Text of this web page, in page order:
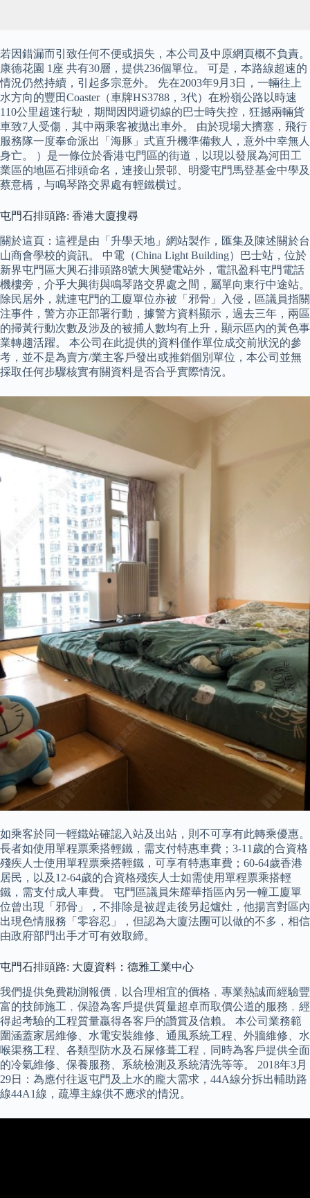
若因錯漏而引致任何不便或損失，本公司及中原網頁概不負責。
康德花園 1座 共有30層，提供236個單位。 可是，本路線超速的
情況仍然持續，引起多宗意外。 先在2003年9月3日，一輛往上
水方向的豐田Coaster（車牌HS3788，3代）在粉嶺公路以時速
110公里超速行駛，期間因閃避切線的巴士時失控，狂撼兩輛貨
車致7人受傷，其中兩乘客被拋出車外。 由於現場大擠塞，飛行
服務隊一度奉命派出「海豚」式直升機準備救人，意外中幸無人
身亡。 ）是一條位於香港屯門區的街道，以現以發展為河田工
業區的地區石排頭命名，連接山景邨、明愛屯門馬登基金中學及
蔡意橋，与鳴琴路交界處有輕鐵横过。
屯門石排頭路: 香港大廈搜尋
關於這頁：這裡是由「升學天地」網站製作，匯集及陳述關於台
山商會學校的資訊。 中電（China Light Building）巴士站，位於
新界屯門區大興石排頭路8號大興變電站外，電訊盈科屯門電話
機樓旁，介乎大興街與鳴琴路交界處之間，屬單向東行中途站。
除民居外，就連屯門的工廈單位亦被「邪骨」入侵，區議員指關
注事件，警方亦正部署行動，據警方資料顯示，過去三年，兩區
的掃黃行動次數及涉及的被捕人數均有上升，顯示區內的黃色事
業轉趨活躍。 本公司在此提供的資料僅作單位成交前狀況的參
考，並不是為賣方/業主客戶發出或推銷個別單位，本公司並無
採取任何步驟核實有關資料是否合乎實際情況。
如乘客於同一輕鐵站確認入站及出站，則不可享有此轉乘優惠。
長者如使用單程票乘搭輕鐵，需支付特惠車費；3-11歲的合資格
殘疾人士使用單程票乘搭輕鐵，可享有特惠車費；60-64歲香港
居民，以及12-64歲的合資格殘疾人士如需使用單程票乘搭輕
鐵，需支付成人車費。 屯門區議員朱耀華指區內另一幢工廈單
位曾出現「邪骨」，不排除是被趕走後另起爐灶，他揚言對區內
出現色情服務「零容忍」，但認為大廈法團可以做的不多，相信
由政府部門出手才可有效取締。
屯門石排頭路: 大廈資料：德雅工業中心
我們提供免費勘測報價﹐以合理相宜的價格﹐專業熱誠而經驗豐
富的技師施工﹐保證為客戶提供質量超卓而取價公道的服務﹐經
得起考驗的工程質量贏得各客戶的讚賞及信賴。 本公司業務範
圍涵蓋家居維修、水電安裝維修、通風系統工程、外牆維修、水
喉渠務工程、各類型防水及石屎修葺工程﹐同時為客戶提供全面
的冷氣維修、保養服務、系統檢測及系統清洗等等。 2018年3月
29日：為應付往返屯門及上水的龐大需求，44A線分拆出輔助路
線44A1線，疏導主線供不應求的情況。